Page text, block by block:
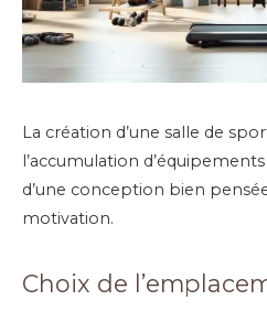
La création d’une salle de
l’accumulation
d’une conception bien
motivation.
Choix de